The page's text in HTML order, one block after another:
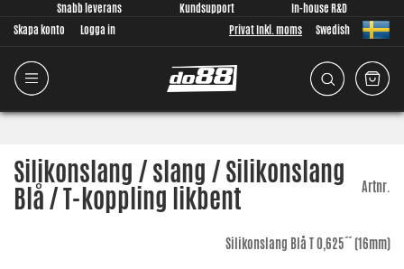
Snabb leverans Kundsupport
In-house R&D
Skapa konto
Logga in Privat Inkl. moms Swedish
Silikonslang / slang / Silikonslang
Blå / T-koppling likbent Artnr.
Silikonslang Blå T 0,625´´ (16mm)